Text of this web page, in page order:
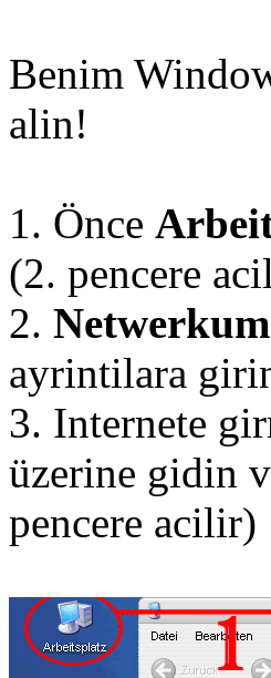
Benim
alin!
1. Önce
(2. pencere
2.
ayrintilara
3. Internete
üzerine gidin
pencere acilir)